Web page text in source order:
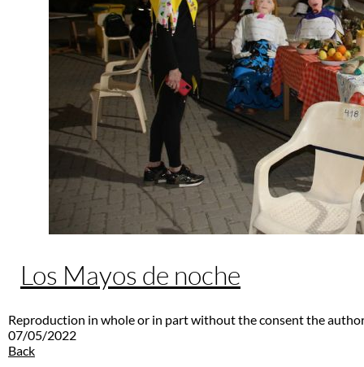
Los Mayos de noche
Reproduction in whole or in part without the consent the
07/05/2022
Back